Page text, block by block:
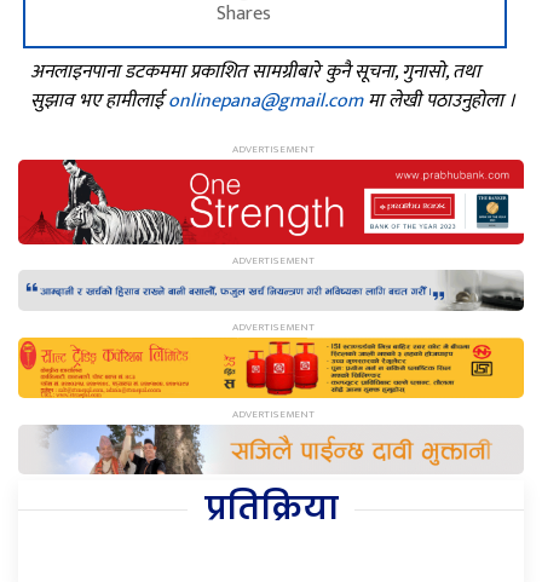
Shares
अनलाइनपाना डटकममा प्रकाशित सामग्रीबारे कुनै सूचना, गुनासो, तथा
सुझाव भए हामीलाईonlinepana@gmail.comमा लेखी पठाउनुहोला ।
प्रतिक्रिया